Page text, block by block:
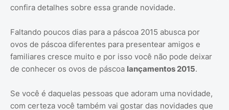
confira detalhes sobre essa grande novidade.
Faltando poucos dias para a páscoa 2015 abusca por
ovos de páscoa diferentes para presentear amigos e
familiares cresce muito e por isso você não pode deixar
de conhecer os ovos de páscoa lançamentos 2015.
Se você é daquelas pessoas que adoram uma novidade,
com certeza você também vai gostar das novidades que